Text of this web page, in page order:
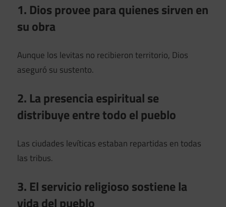
1. Dios provee para quienes sirven en
su obra
Aunque los levitas no recibieron territorio, Dios
aseguró su sustento.
2. La presencia espiritual se
distribuye entre todo el pueblo
Las ciudades levíticas estaban repartidas en todas
las tribus.
3. El servicio religioso sostiene la
vida del pueblo